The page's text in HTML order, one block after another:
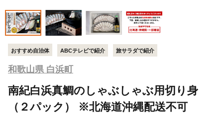
おすすめ自治体 ABCテレビで紹介 旅サラダで紹介
和歌山県 白浜町
南紀白浜真鯛のしゃぶしゃぶ用切り身
（２パック） ※北海道沖縄配送不可